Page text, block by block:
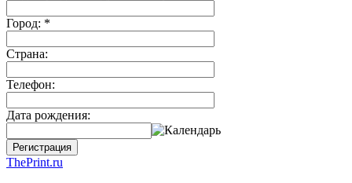
Город: *
Страна:
Телефон:
Дата рождения:
Регистрация
ThePrint.ru